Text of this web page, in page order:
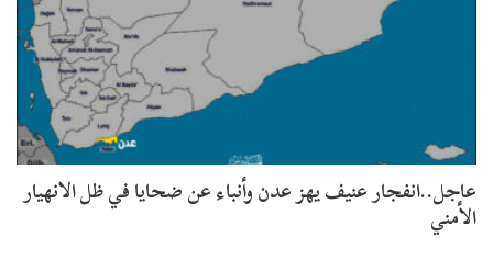
عاجل..انفجار عنيف يهز عدن وأنباء عن ضحايا في ظل الانهيار
الأمني